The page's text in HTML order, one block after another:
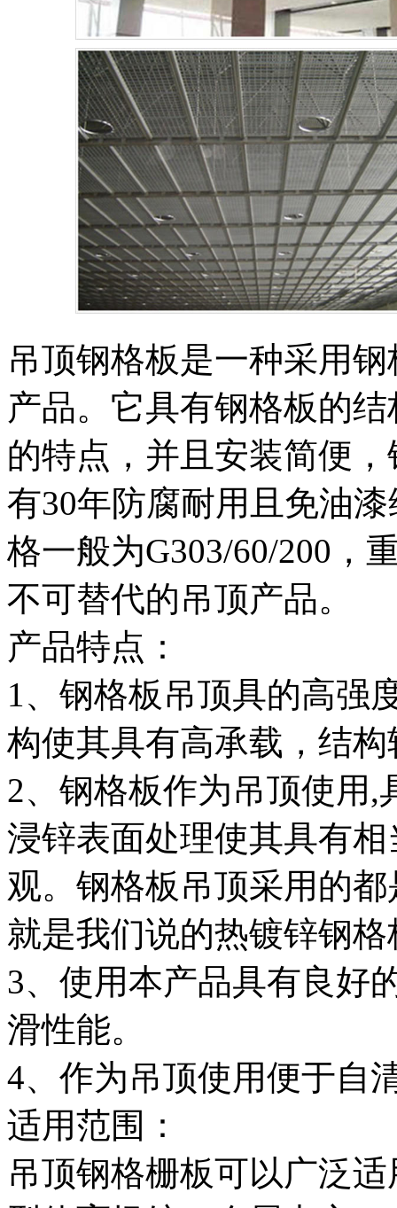
吊顶钢格板是一种采用
产品。它具有钢格板的
的特点，并且安装简便
有30年防腐耐用且免油
格一般为G303/60/200，
不可替代的吊顶产品。
产品特点：
1、钢格板吊顶具的高强
构使其具有高承载，结
2、钢格板作为吊顶使用
浸锌表面处理使其具有
观。钢格板吊顶采用的
就是我们说的热镀锌钢格
3、使用本产品具有良好
滑性能。
4、作为吊顶使用便于自
适用范围：
吊顶钢格栅板可以广泛